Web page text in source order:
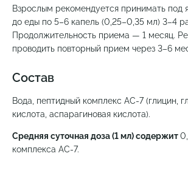
Взрослым рекомендуется принимать под
до еды по 5–6 капель (0,25–0,35 мл) 3–4
Продолжительность приема — 1 месяц.
проводить повторный прием через 3–6
Состав
Вода, пептидный комплекс AC-7 (глицин,
кислота, аспарагиновая кислота).
Средняя суточная доза (1 мл) содержит
комплекса AC-7.